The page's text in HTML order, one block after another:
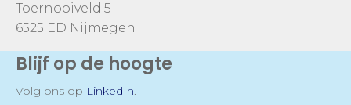
Toernooiveld 5
6525 ED Nijmegen
Blijf op de hoogte
Volg ons op LinkedIn.